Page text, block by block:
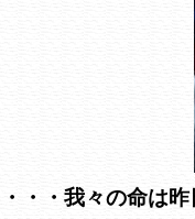
・・・我々の命は